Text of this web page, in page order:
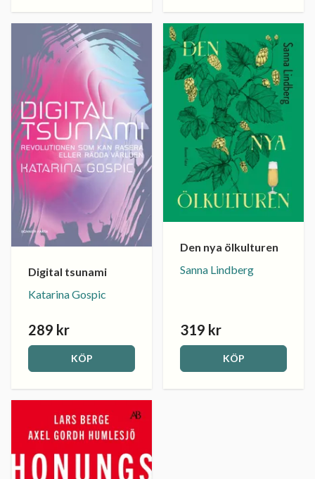
Digital tsunami
Katarina Gospic
289 kr
KÖP
Den nya ölkulturen
Sanna Lindberg
319 kr
KÖP